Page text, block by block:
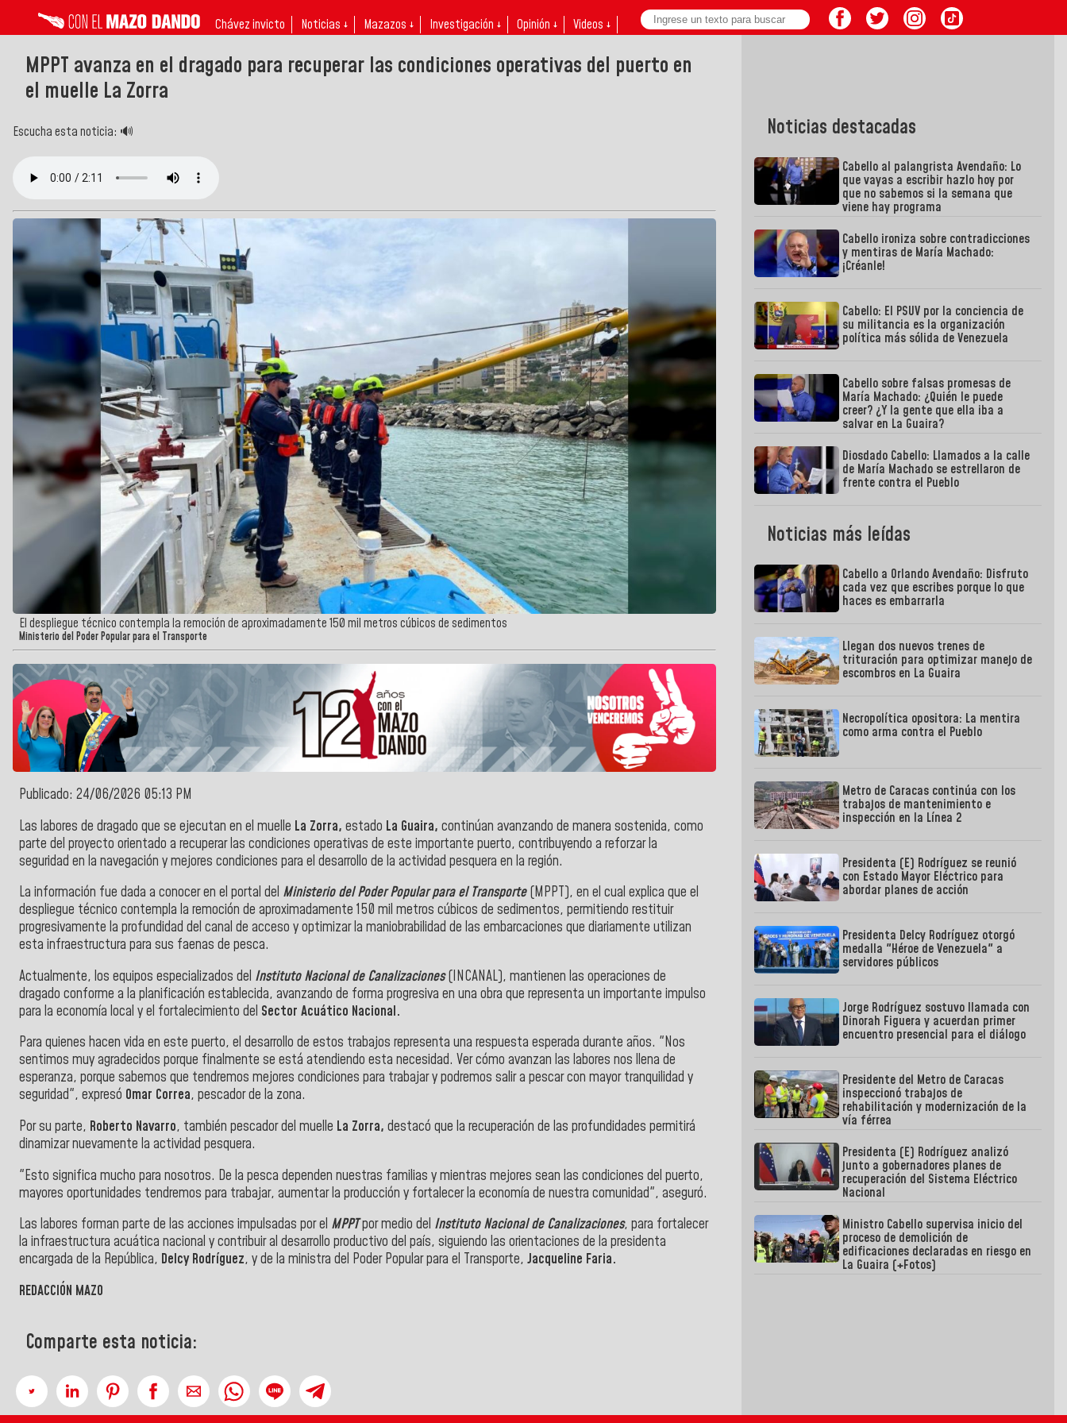
Chávez invicto Noticias ↓ Mazazos ↓ Investigación ↓ Opinión ↓ Videos ↓
MPPT avanza en el dragado para recuperar las condiciones operativas del puerto en
el muelle La Zorra
Escucha esta noticia: 🔊
El despliegue técnico contempla la remoción de aproximadamente 150 mil metros cúbicos de sedimentos
Ministerio del Poder Popular para el Transporte
Publicado: 24/06/2026 05:13 PM
Las labores de dragado que se ejecutan en el muelle La Zorra, estado La Guaira, continúan avanzando de manera sostenida, como
parte del proyecto orientado a recuperar las condiciones operativas de este importante puerto, contribuyendo a reforzar la
seguridad en la navegación y mejores condiciones para el desarrollo de la actividad pesquera en la región.
La información fue dada a conocer en el portal del Ministerio del Poder Popular para el Transporte(MPPT), en el cual explica que el
despliegue técnico contempla la remoción de aproximadamente 150 mil metros cúbicos de sedimentos, permitiendo restituir
progresivamente la profundidad del canal de acceso y optimizar la maniobrabilidad de las embarcaciones que diariamente utilizan
esta infraestructura para sus faenas de pesca.
Actualmente, los equipos especializados del Instituto Nacional de Canalizaciones(INCANAL), mantienen las operaciones de
dragado conforme a la planificación establecida, avanzando de forma progresiva en una obra que representa un importante impulso
para la economía local y el fortalecimiento del Sector Acuático Nacional.
Para quienes hacen vida en este puerto, el desarrollo de estos trabajos representa una respuesta esperada durante años. "Nos
sentimos muy agradecidos porque finalmente se está atendiendo esta necesidad. Ver cómo avanzan las labores nos llena de
esperanza, porque sabemos que tendremos mejores condiciones para trabajar y podremos salir a pescar con mayor tranquilidad y
seguridad", expresó Omar Correa, pescador de la zona.
Por su parte, Roberto Navarro, también pescador del muelle La Zorra, destacó que la recuperación de las profundidades permitirá
dinamizar nuevamente la actividad pesquera.
"Esto significa mucho para nosotros. De la pesca dependen nuestras familias y mientras mejores sean las condiciones del puerto,
mayores oportunidades tendremos para trabajar, aumentar la producción y fortalecer la economía de nuestra comunidad", aseguró.
Las labores forman parte de las acciones impulsadas por el MPPTpor medio del Instituto Nacional de Canalizaciones, para fortalecer
la infraestructura acuática nacional y contribuir al desarrollo productivo del país, siguiendo las orientaciones de la presidenta
encargada de la República, Delcy Rodríguez, y de la ministra del Poder Popular para el Transporte, Jacqueline Faria.
REDACCIÓN MAZO
Comparte esta noticia:
Noticias destacadas
Cabello al palangrista Avendaño: Lo
que vayas a escribir hazlo hoy por
que no sabemos si la semana que
viene hay programa
Cabello ironiza sobre contradicciones
y mentiras de María Machado:
¡Créanle!
Cabello: El PSUV por la conciencia de
su militancia es la organización
política más sólida de Venezuela
Cabello sobre falsas promesas de
María Machado: ¿Quién le puede
creer? ¿Y la gente que ella iba a
salvar en La Guaira?
Diosdado Cabello: Llamados a la calle
de María Machado se estrellaron de
frente contra el Pueblo
Noticias más leídas
Cabello a Orlando Avendaño: Disfruto
cada vez que escribes porque lo que
haces es embarrarla
Llegan dos nuevos trenes de
trituración para optimizar manejo de
escombros en La Guaira
Necropolítica opositora: La mentira
como arma contra el Pueblo
Metro de Caracas continúa con los
trabajos de mantenimiento e
inspección en la Línea 2
Presidenta (E) Rodríguez se reunió
con Estado Mayor Eléctrico para
abordar planes de acción
Presidenta Delcy Rodríguez otorgó
medalla "Héroe de Venezuela" a
servidores públicos
Jorge Rodríguez sostuvo llamada con
Dinorah Figuera y acuerdan primer
encuentro presencial para el diálogo
Presidente del Metro de Caracas
inspeccionó trabajos de
rehabilitación y modernización de la
vía férrea
Presidenta (E) Rodríguez analizó
junto a gobernadores planes de
recuperación del Sistema Eléctrico
Nacional
Ministro Cabello supervisa inicio del
proceso de demolición de
edificaciones declaradas en riesgo en
La Guaira (+Fotos)